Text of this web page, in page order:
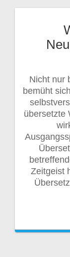
Nicht nur
bemüht
übersetzte
Zeitgeist